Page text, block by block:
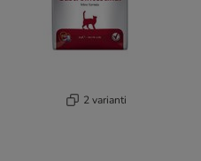
2 varianti